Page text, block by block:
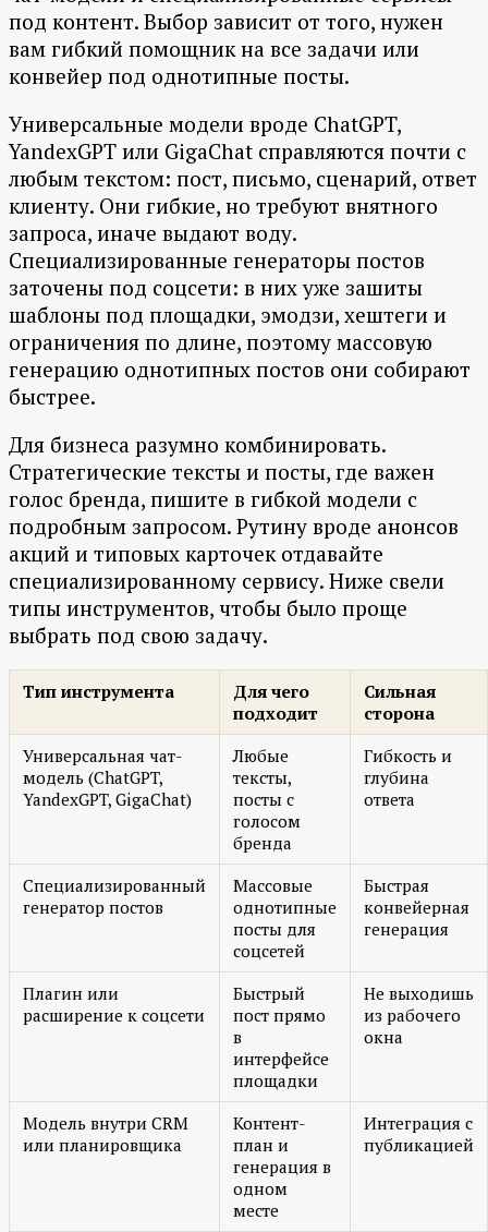
под контент. Выбор зависит от того, нужен
вам гибкий помощник на все задачи или
конвейер под однотипные посты.
Универсальные модели вроде ChatGPT,
YandexGPT или GigaChat справляются почти с
любым текстом: пост, письмо, сценарий, ответ
клиенту. Они гибкие, но требуют внятного
запроса, иначе выдают воду.
Специализированные генераторы постов
заточены под соцсети: в них уже зашиты
шаблоны под площадки, эмодзи, хештеги и
ограничения по длине, поэтому массовую
генерацию однотипных постов они собирают
быстрее.
Для бизнеса разумно комбинировать.
Стратегические тексты и посты, где важен
голос бренда, пишите в гибкой модели с
подробным запросом. Рутину вроде анонсов
акций и типовых карточек отдавайте
специализированному сервису. Ниже свели
типы инструментов, чтобы было проще
выбрать под свою задачу.
Тип инструмента
Для чего
подходит
Сильная
сторона
Универсальная чат-
модель (ChatGPT,
YandexGPT, GigaChat)
Любые
тексты,
посты с
голосом
бренда
Гибкость и
глубина
ответа
Специализированный
генератор постов
Массовые
однотипные
посты для
соцсетей
Быстрая
конвейерная
генерация
Плагин или
расширение к соцсети
Быстрый
пост прямо
в
интерфейсе
площадки
Не выходишь
из рабочего
окна
Модель внутри CRM
или планировщика
Контент-
план и
генерация в
одном
месте
Интеграция с
публикацией